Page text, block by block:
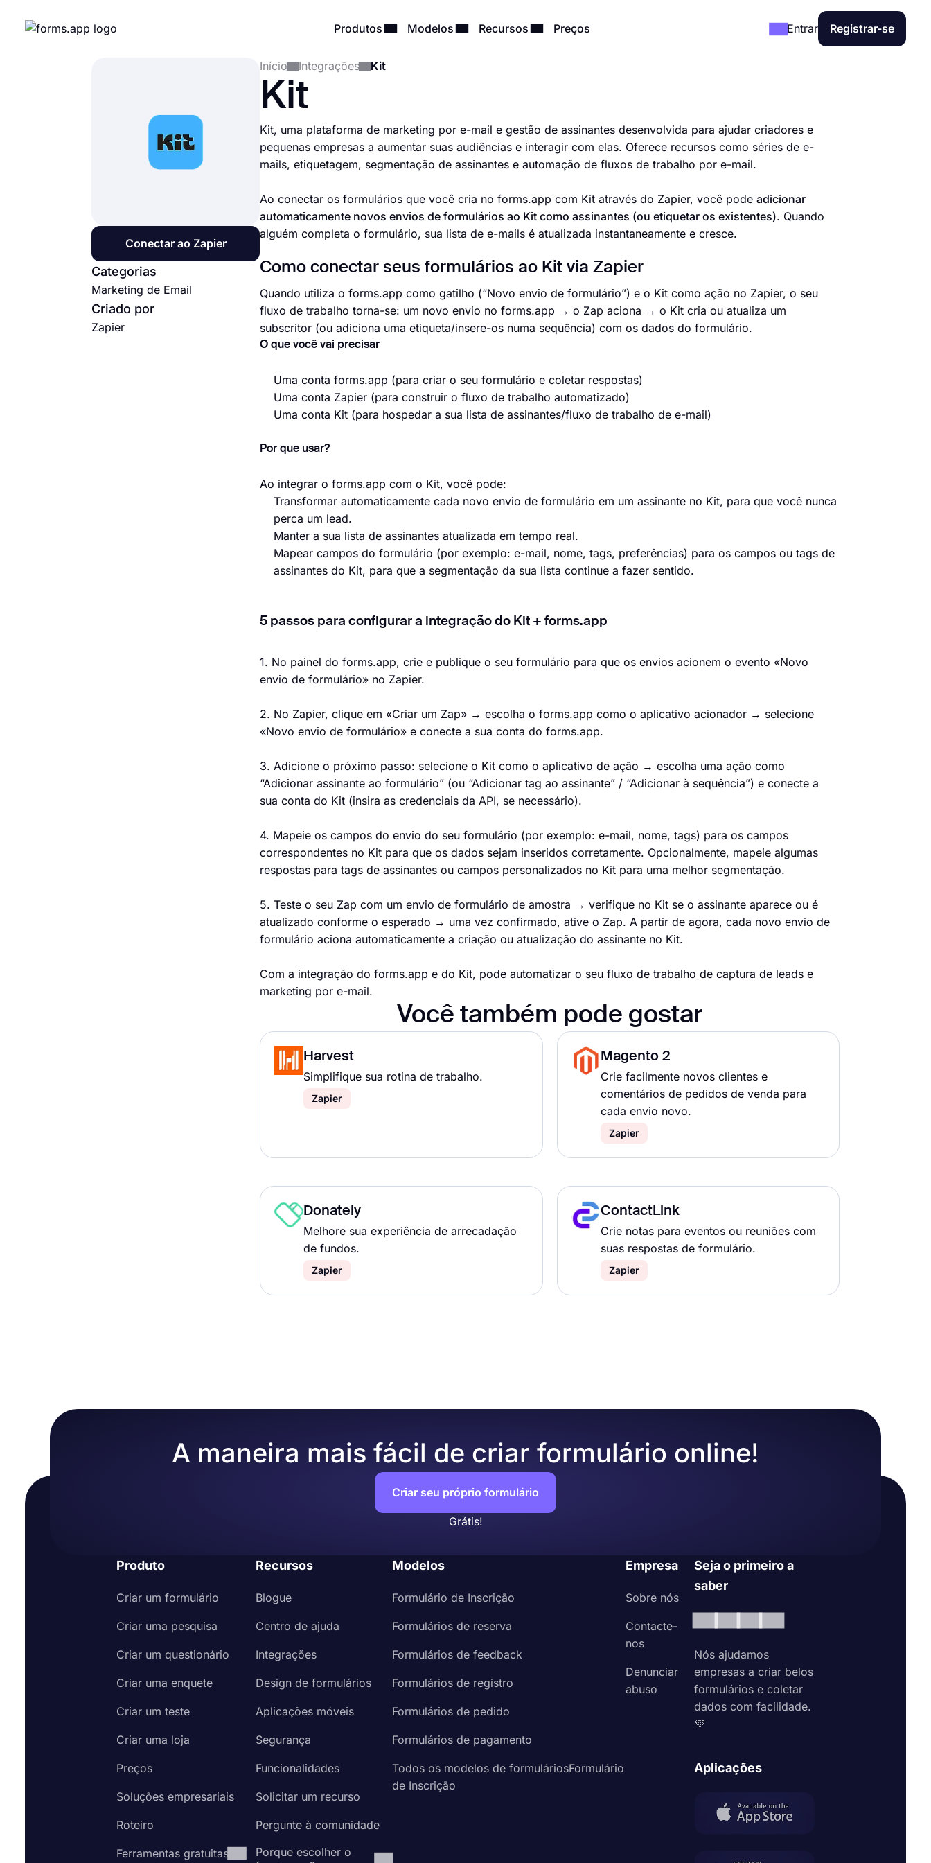
Produtos Modelos Recursos Preços Entrar Registrar-se
Conectar ao Zapier
Categorias
Marketing de Email
Criado por
Zapier
Início Integrações Kit
Kit
Kit, uma plataforma de marketing por e-mail e gestão de assinantes desenvolvida para ajudar criadores e
pequenas empresas a aumentar suas audiências e interagir com elas. Oferece recursos como séries de e-
mails, etiquetagem, segmentação de assinantes e automação de fluxos de trabalho por e-mail.
Ao conectar os formulários que você cria no forms.app com Kit através do Zapier, você pode adicionar
automaticamente novos envios de formulários ao Kit como assinantes (ou etiquetar os existentes). Quando
alguém completa o formulário, sua lista de e-mails é atualizada instantaneamente e cresce.
Como conectar seus formulários ao Kit via Zapier
Quando utiliza o forms.app como gatilho (“Novo envio de formulário”) e o Kit como ação no Zapier, o seu
fluxo de trabalho torna-se: um novo envio no forms.app → o Zap aciona → o Kit cria ou atualiza um
subscritor (ou adiciona uma etiqueta/insere-os numa sequência) com os dados do formulário.
O que você vai precisar
Uma conta forms.app (para criar o seu formulário e coletar respostas)
Uma conta Zapier (para construir o fluxo de trabalho automatizado)
Uma conta Kit (para hospedar a sua lista de assinantes/fluxo de trabalho de e-mail)
Por que usar?
Ao integrar o forms.app com o Kit, você pode:
Transformar automaticamente cada novo envio de formulário em um assinante no Kit, para que você nunca
perca um lead.
Manter a sua lista de assinantes atualizada em tempo real.
Mapear campos do formulário (por exemplo: e-mail, nome, tags, preferências) para os campos ou tags de
assinantes do Kit, para que a segmentação da sua lista continue a fazer sentido.
5 passos para configurar a integração do Kit + forms.app
1. No painel do forms.app, crie e publique o seu formulário para que os envios acionem o evento «Novo
envio de formulário» no Zapier.
2. No Zapier, clique em «Criar um Zap» → escolha o forms.app como o aplicativo acionador → selecione
«Novo envio de formulário» e conecte a sua conta do forms.app.
3. Adicione o próximo passo: selecione o Kit como o aplicativo de ação → escolha uma ação como
“Adicionar assinante ao formulário” (ou “Adicionar tag ao assinante” / “Adicionar à sequência”) e conecte a
sua conta do Kit (insira as credenciais da API, se necessário).
4. Mapeie os campos do envio do seu formulário (por exemplo: e-mail, nome, tags) para os campos
correspondentes no Kit para que os dados sejam inseridos corretamente. Opcionalmente, mapeie algumas
respostas para tags de assinantes ou campos personalizados no Kit para uma melhor segmentação.
5. Teste o seu Zap com um envio de formulário de amostra → verifique no Kit se o assinante aparece ou é
atualizado conforme o esperado → uma vez confirmado, ative o Zap. A partir de agora, cada novo envio de
formulário aciona automaticamente a criação ou atualização do assinante no Kit.
Com a integração do forms.app e do Kit, pode automatizar o seu fluxo de trabalho de captura de leads e
marketing por e-mail.
Você também pode gostar
Harvest
Simplifique sua rotina de trabalho.
Zapier
Magento 2
Crie facilmente novos clientes e
comentários de pedidos de venda para
cada envio novo.
Zapier
Donately
Melhore sua experiência de arrecadação
de fundos.
Zapier
ContactLink
Crie notas para eventos ou reuniões com
suas respostas de formulário.
Zapier
A maneira mais fácil de criar formulário online!
Criar seu próprio formulário
Grátis!
Produto
Criar um formulário
Criar uma pesquisa
Criar um questionário
Criar uma enquete
Criar um teste
Criar uma loja
Preços
Soluções empresariais
Roteiro
Ferramentas gratuitas
Recursos
Blogue
Centro de ajuda
Integrações
Design de formulários
Aplicações móveis
Segurança
Funcionalidades
Solicitar um recurso
Pergunte à comunidade
Porque escolher o
Modelos
Formulário de Inscrição
Formulários de reserva
Formulários de feedback
Formulários de registro
Formulários de pedido
Formulários de pagamento
Todos os modelos de formuláriosFormulário
de Inscrição
Empresa
Sobre nós
Contacte-
nos
Denunciar
abuso
Seja o primeiro a
saber
Nós ajudamos
empresas a criar belos
formulários e coletar
dados com facilidade.
💜
Aplicações